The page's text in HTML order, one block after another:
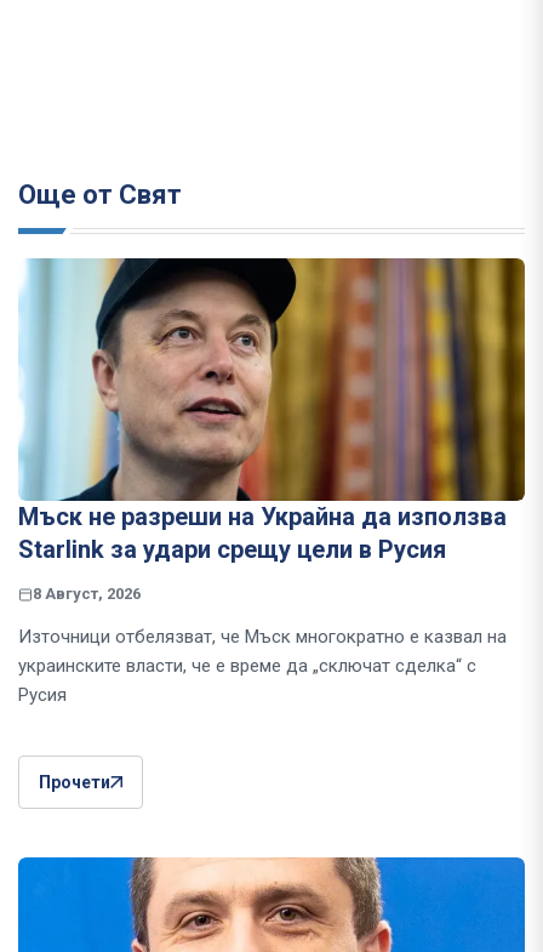
Още от Свят
Мъск не разреши на Украйна да използва
Starlink за удари срещу цели в Русия
8 Август, 2026
Източници отбелязват, че Мъск многократно е казвал на
украинските власти, че е време да „сключат сделка“ с
Русия
Прочети